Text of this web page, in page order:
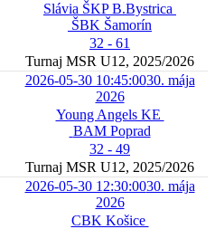
Slávia ŠKP B.Bystrica
ŠBK Šamorín
32 - 61
Turnaj MSR U12, 2025/2026
2026-05-30 10:45:0030. mája
2026
Young Angels KE
BAM Poprad
32 - 49
Turnaj MSR U12, 2025/2026
2026-05-30 12:30:0030. mája
2026
CBK Košice